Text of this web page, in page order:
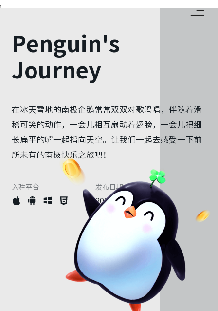
HOME
CASE
CAREER
CONTACT
,
Penguin's
Journey
在冰天雪地的南极企鹅常常双双对歌鸣唱，伴随着滑
稽可笑的动作，一会儿相互扇动着翅膀，一会儿把细
长扁平的嘴一起指向天空。让我们一起去感受一下前
所未有的南极快乐之旅吧！
入驻平台 发布日期
2021年6月19日